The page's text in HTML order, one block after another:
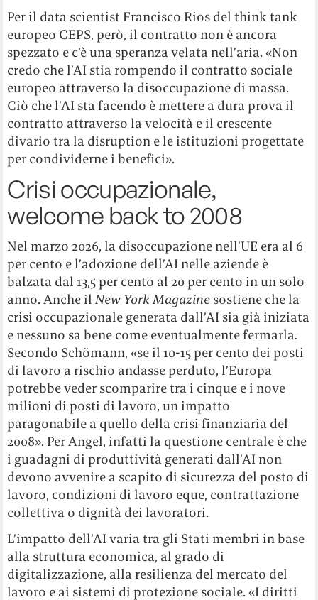
Per il data scientist Francisco Rios del think tank
europeo CEPS, però, il contratto non è ancora
spezzato e c’è una speranza velata nell’aria. «Non
credo che l’AI stia rompendo il contratto sociale
europeo attraverso la disoccupazione di massa.
Ciò che l’AI sta facendo è mettere a dura prova il
contratto attraverso la velocità e il crescente
divario tra la disruption e le istituzioni progettate
per condividerne i benefici».
Crisi occupazionale,
welcome back to 2008
Nel marzo 2026, la disoccupazione nell’UE era al 6
per cento e l’adozione dell’AI nelle aziende è
balzata dal 13,5 per cento al 20 per cento in un solo
anno. Anche ilNew York Magazine sostiene che la
crisi occupazionale generata dall’AI sia già iniziata
e nessuno sa bene come eventualmente fermarla.
Secondo Schömann, «se il 10-15 per cento dei posti
di lavoro a rischio andasse perduto, l’Europa
potrebbe veder scomparire tra i cinque e i nove
milioni di posti di lavoro, un impatto
paragonabile a quello della crisi finanziaria del
2008». Per Angel, infatti la questione centrale è che
i guadagni di produttività generati dall’AI non
devono avvenire a scapito di sicurezza del posto di
lavoro, condizioni di lavoro eque, contrattazione
collettiva o dignità dei lavoratori.
L’impatto dell’AI varia tra gli Stati membri in base
alla struttura economica, al grado di
digitalizzazione, alla resilienza del mercato del
lavoro e ai sistemi di protezione sociale. «I diritti